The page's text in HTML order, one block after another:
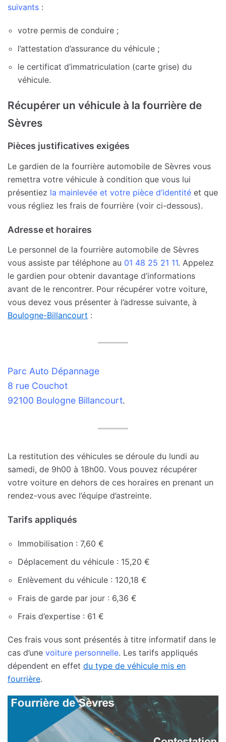
suivants :
votre permis de conduire ;
l’attestation d’assurance du véhicule ;
le certificat d’immatriculation (carte grise) du
véhicule.
Récupérer un véhicule à la fourrière de
Sèvres
Pièces justificatives exigées
Le gardien de la fourrière automobile de Sèvres vous
remettra votre véhicule à condition que vous lui
présentiez la mainlevée et votre pièce d’identité et que
vous régliez les frais de fourrière (voir ci-dessous).
Adresse et horaires
Le personnel de la fourrière automobile de Sèvres
vous assiste par téléphone au 01 48 25 21 11. Appelez
le gardien pour obtenir davantage d’informations
avant de le rencontrer. Pour récupérer votre voiture,
vous devez vous présenter à l’adresse suivante, à
Boulogne-Billancourt :
Parc Auto Dépannage
8 rue Couchot
92100 Boulogne Billancourt.
La restitution des véhicules se déroule du lundi au
samedi, de 9h00 à 18h00. Vous pouvez récupérer
votre voiture en dehors de ces horaires en prenant un
rendez-vous avec l’équipe d’astreinte.
Tarifs appliqués
Immobilisation : 7,60 €
Déplacement du véhicule : 15,20 €
Enlèvement du véhicule : 120,18 €
Frais de garde par jour : 6,36 €
Frais d’expertise : 61 €
Ces frais vous sont présentés à titre informatif dans le
cas d’une voiture personnelle. Les tarifs appliqués
dépendent en effet du type de véhicule mis en
fourrière.